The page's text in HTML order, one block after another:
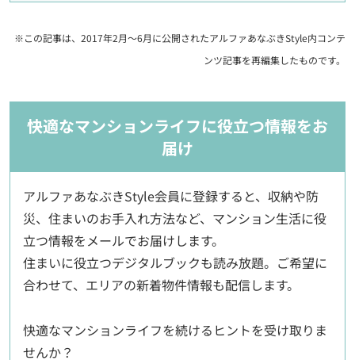
※この記事は、2017年2月～6月に公開されたアルファあなぶきStyle内コンテ
ンツ記事を再編集したものです。
快適なマンションライフに役立つ情報をお
届け
アルファあなぶきStyle会員に登録すると、収納や防
災、住まいのお手入れ方法など、マンション生活に役
立つ情報をメールでお届けします。
住まいに役立つデジタルブックも読み放題。ご希望に
合わせて、エリアの新着物件情報も配信します。
快適なマンションライフを続けるヒントを受け取りま
せんか？